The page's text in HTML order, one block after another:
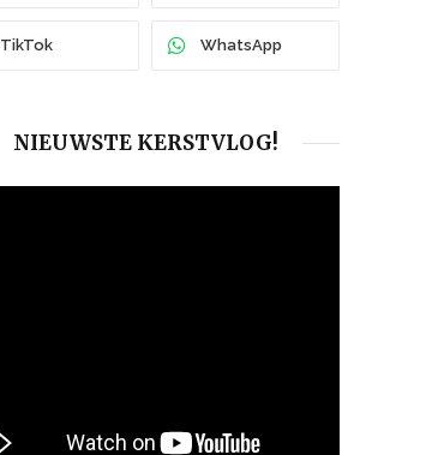
TikTok WhatsApp
NIEUWSTE KERSTVLOG!